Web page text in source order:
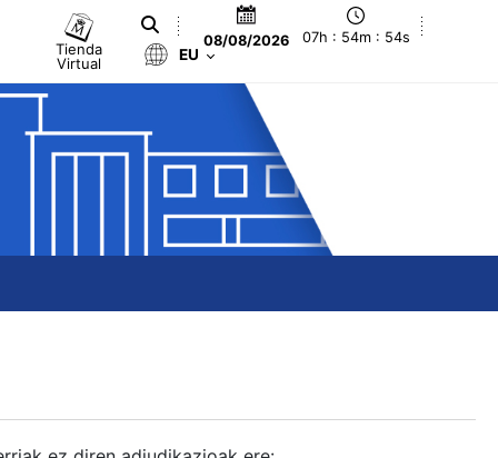
Tienda
Virtual
08/08/2026 07h : 54m : 55s
EU